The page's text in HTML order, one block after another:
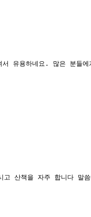
서 유용하네요. 많은 분들
고 산책을 자주 합니다 말